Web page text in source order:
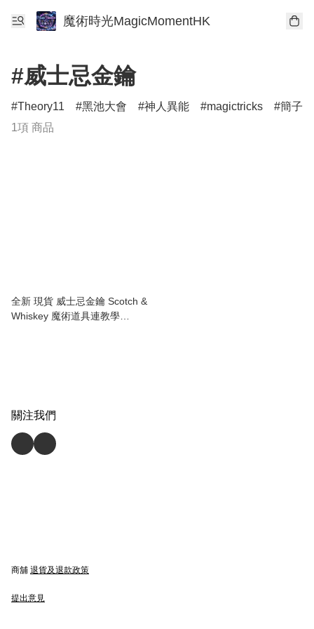
魔術時光MagicMomentHK
#威士忌金鑰
Theory11 黑池大會 神人異能 magictricks
簡子
1項 商品
全新 現貨 威士忌金鑰 Scotch &
Whiskey 魔術道具連教學
關注我們
商舖 退貨及退款政策
提出意見